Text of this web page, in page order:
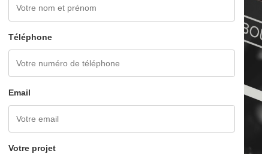
Téléphone
Email
Votre projet